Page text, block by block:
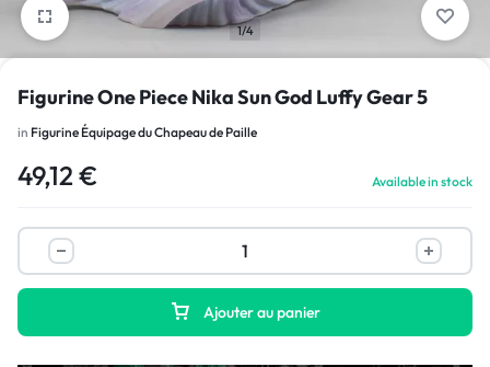
1/4
Figurine One Piece Nika Sun God Luffy Gear 5
in Figurine Équipage du Chapeau de Paille
49,12 € Available in stock
Ajouter au panier